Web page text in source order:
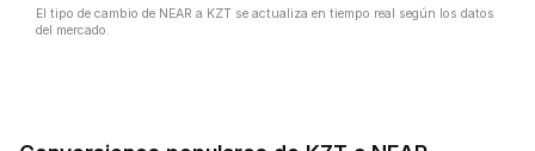
El tipo de cambio de NEAR a KZT se actualiza en tiempo real según los datos
del mercado.